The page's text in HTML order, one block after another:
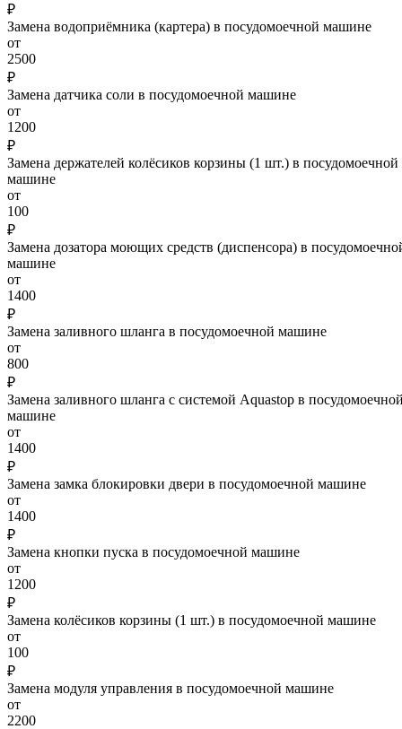
₽
Замена водоприёмника (картера) в посудомоечной машине
от
2500
₽
Замена датчика соли в посудомоечной машине
от
1200
₽
Замена держателей колёсиков корзины (1 шт.) в посудомоечной
машине
от
100
₽
Замена дозатора моющих средств (диспенсора) в
машине
от
1400
₽
Замена заливного шланга в посудомоечной машине
от
800
₽
Замена заливного шланга с системой Aquastop в
машине
от
1400
₽
Замена замка блокировки двери в посудомоечной машине
от
1400
₽
Замена кнопки пуска в посудомоечной машине
от
1200
₽
Замена колёсиков корзины (1 шт.) в посудомоечной машине
от
100
₽
Замена модуля управления в посудомоечной машине
от
2200